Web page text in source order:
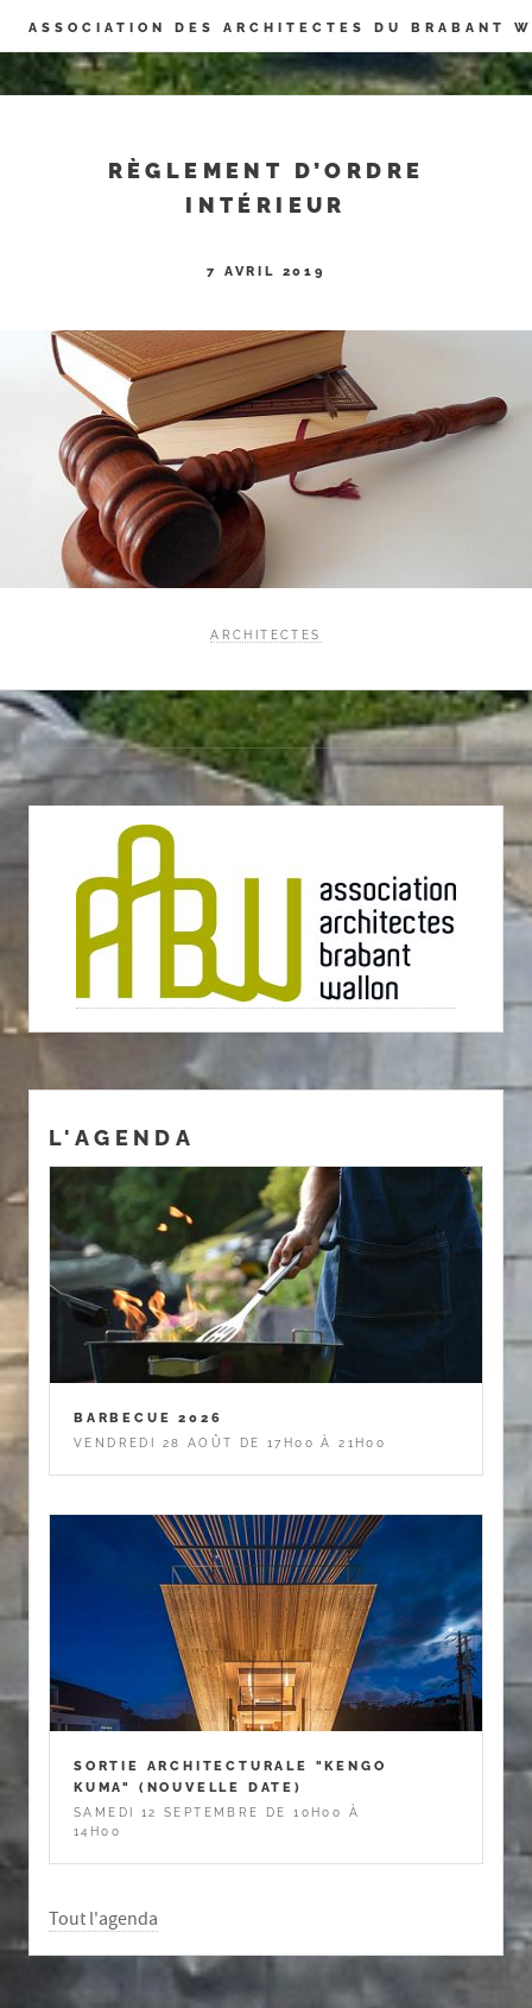
Panneau de gestion des cookies
ASSOCIATION DES ARCHITECTES DU BRABANT
RÈGLEMENT D’ORDRE
INTÉRIEUR
7 AVRIL 2019
ARCHITECTES
L'AGENDA
BARBECUE 2026
VENDREDI 28 AOÛT DE 17H00 À 21H00
SORTIE ARCHITECTURALE "KENGO
KUMA" (NOUVELLE DATE)
SAMEDI 12 SEPTEMBRE DE 10H00 À
14H00
Tout l'agenda